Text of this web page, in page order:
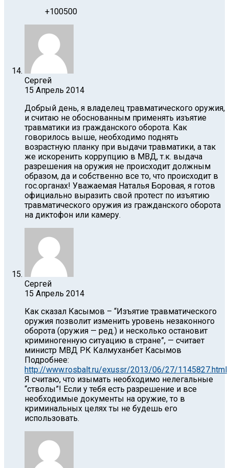
+100500
Сергей
15 Апрель 2014
Добрый день, я владелец травматического оружия,
и считаю не обоснованным применять изъятие
травматики из гражданского оборота. Как
говорилось выше, необходимо поднять
возрастную планку при выдачи травматики, а так
же искоренить коррупцию в МВД, т.к. выдача
разрешения на оружия не происходит должным
образом, да и собственно все то, что происходит в
гос.органах! Уважаемая Наталья Боровая, я готов
официально выразить свой протест по изъятию
травматического оружия из гражданского оборота
на диктофон или камеру.
Сергей
15 Апрель 2014
Как сказал Касымов – “Изъятие травматического
оружия позволит изменить уровень незаконного
оборота (оружия — ред.) и несколько остановит
криминогенную ситуацию в стране”, — считает
министр МВД РК Калмуханбет Касымов
Подробнее:
http://www.rosbalt.ru/exussr/2013/06/27/1145827.html
Я считаю, что изымать необходимо нелегальные
“стволы”! Если у тебя есть разрешение и все
необходимые документы на оружие, то в
криминальных целях ты не будешь его
использовать.